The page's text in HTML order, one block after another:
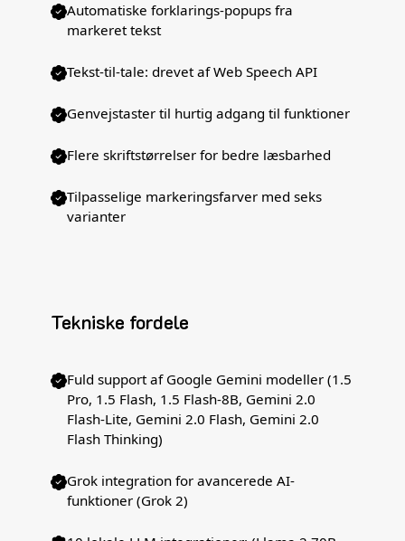
Automatiske forklarings-popups fra
markeret tekst
Tekst-til-tale: drevet af Web Speech API
Genvejstaster til hurtig adgang til funktioner
Flere skriftstørrelser for bedre læsbarhed
Tilpasselige markeringsfarver med seks
varianter
Tekniske fordele
Fuld support af Google Gemini modeller (1.5
Pro, 1.5 Flash, 1.5 Flash-8B, Gemini 2.0
Flash-Lite, Gemini 2.0 Flash, Gemini 2.0
Flash Thinking)
Grok integration for avancerede AI-
funktioner (Grok 2)